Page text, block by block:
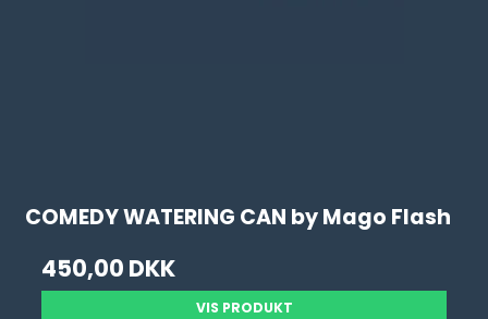
COMEDY WATERING CAN by Mago Flash
450,00 DKK
VIS PRODUKT